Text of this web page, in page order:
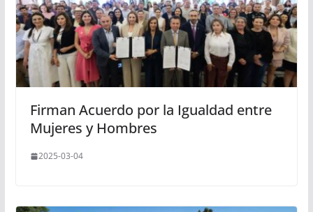
Firman Acuerdo por la Igualdad entre
Mujeres y Hombres
2025-03-04